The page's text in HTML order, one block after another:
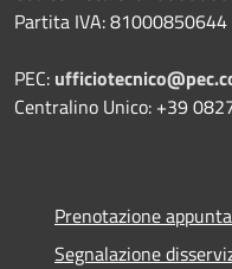
Partita IVA: 81000850644
PEC:
Centralino Unico: +39
Prenotazione
Segnalazione